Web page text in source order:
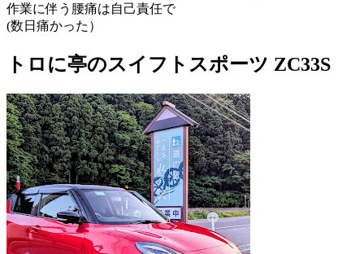
作業に伴う腰痛は自己責任で
(数日痛かった）
トロに亭のスイフトスポーツ ZC33S